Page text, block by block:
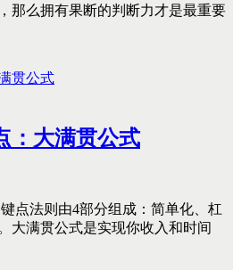
那么拥有果断的判断力才是最重要
：大满贯公式
点法则由4部分组成：简单化、杠
大满贯公式是实现你收入和时间